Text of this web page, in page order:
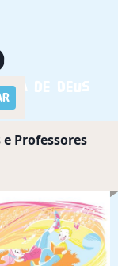
de Deus
e Professores